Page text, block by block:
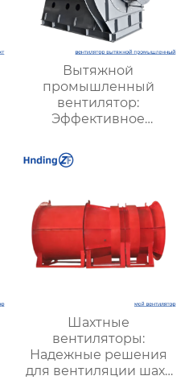
Вытяжной
промышленный
вентилятор:
Эффективное
надежной вентиляции
Шахтные
вентиляторы:
Надежные решения
для вентиляции шахт